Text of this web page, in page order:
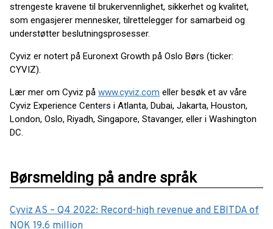
strengeste kravene til brukervennlighet, sikkerhet og kvalitet,
som engasjerer mennesker, tilrettelegger for samarbeid og
understøtter beslutningsprosesser.
Cyviz er notert på Euronext Growth på Oslo Børs (ticker:
CYVIZ).
Lær mer om Cyviz på www.cyviz.com eller besøk et av våre
Cyviz Experience Centers i Atlanta, Dubai, Jakarta, Houston,
London, Oslo, Riyadh, Singapore, Stavanger, eller i Washington
DC.
Børsmelding på andre språk
Cyviz AS – Q4 2022: Record-high revenue and EBITDA of
NOK 19.6 million